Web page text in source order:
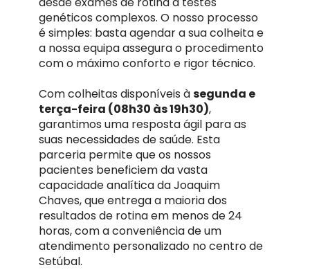
genéticos complexos. O nosso processo
é simples: basta agendar a sua colheita e
a nossa equipa assegura o procedimento
com o máximo conforto e rigor técnico.
Com colheitas disponíveis àsegunda e
terça-feira (08h30 às 19h30),
garantimos uma resposta ágil para as
suas necessidades de saúde. Esta
parceria permite que os nossos
pacientes beneficiem da vasta
capacidade analítica da Joaquim
Chaves, que entrega a maioria dos
resultados de rotina em menos de 24
horas, com a conveniência de um
atendimento personalizado no centro de
Setúbal.